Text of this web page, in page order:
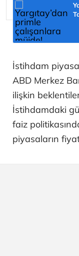
İstihdam
ABD Merkez
ilişkin
İstihdamdaki
faiz
piyasaların